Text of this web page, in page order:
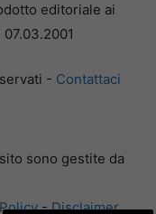
editoriale ai
- Contattaci
sono gestite da
-Disclaimer